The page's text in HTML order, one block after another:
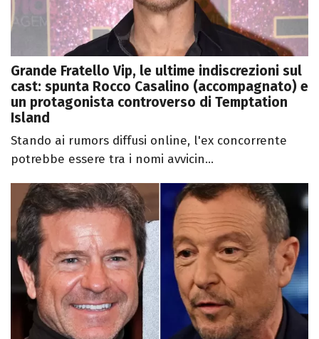
Grande Fratello Vip, le ultime indiscrezioni sul
cast: spunta Rocco Casalino (accompagnato) e
un protagonista controverso di Temptation
Island
Stando ai rumors diffusi online, l'ex concorrente
potrebbe essere tra i nomi avvicin...